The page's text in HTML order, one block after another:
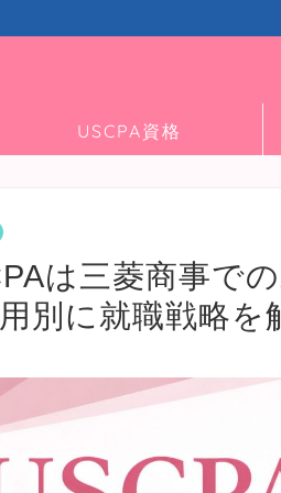
USCPA資格
は三菱商事で
別に就職戦略を